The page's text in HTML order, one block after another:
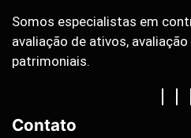
Somos especialistas em
avaliação de ativos,
patrimoniais.
Contato